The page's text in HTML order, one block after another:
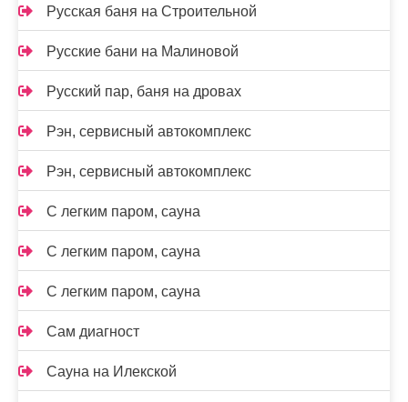
Русская баня на Строительной
Русские бани на Малиновой
Русский пар, баня на дровах
Рэн, сервисный автокомплекс
Рэн, сервисный автокомплекс
С легким паром, сауна
С легким паром, сауна
С легким паром, сауна
Сам диагност
Сауна на Илекской